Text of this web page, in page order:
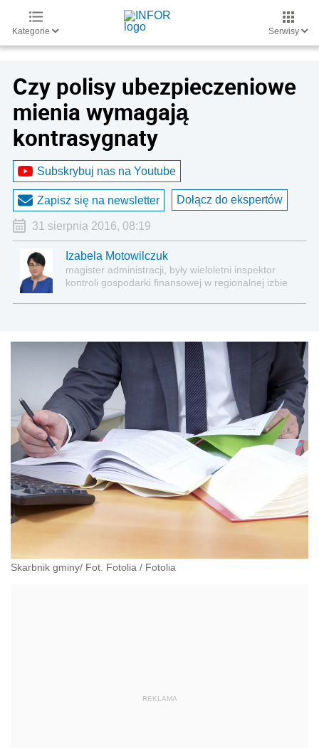
Kategorie Serwisy
Czy polisy ubezpieczeniowe
mienia wymagają
kontrasygnaty
Subskrybuj nas na Youtube
Zapisz się na newsletter Dołącz do ekspertów
31 sierpnia 2016, 08:19
Izabela Motowilczuk
magister administracji, były wieloletni inspektor
kontroli gospodarki finansowej w regionalnej izbie
Skarbnik gminy/ Fot. Fotolia / Fotolia